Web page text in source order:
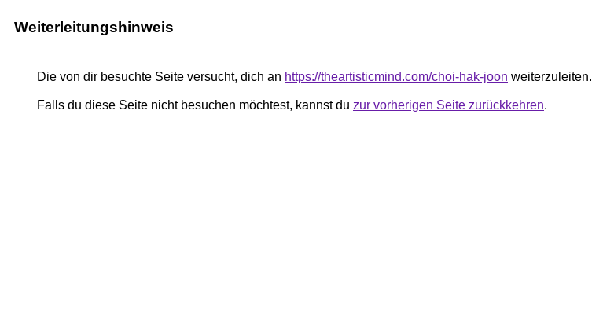
Weiterleitungshinweis
Die von dir besuchte Seite versucht, dich an https://theartisticmind.com/choi-hak-joon weiterzuleiten.
Falls du diese Seite nicht besuchen möchtest, kannst du zur vorherigen Seite zurückkehren.